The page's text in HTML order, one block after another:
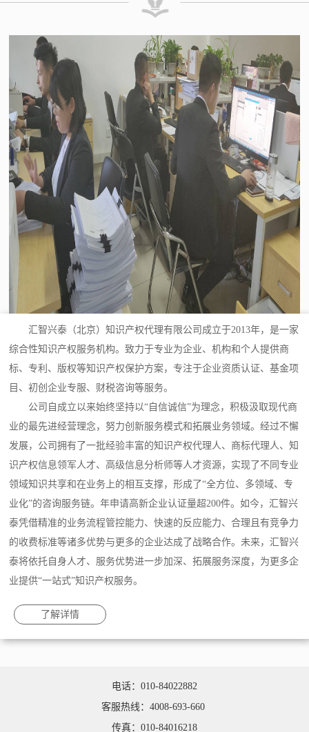
汇智兴泰（北京）知识产权代理有限公司成立于2013年，是一家
综合性知识产权服务机构。致力于专业为企业、机构和个人提供商
标、专利、版权等知识产权保护方案，专注于企业资质认证、基金项
目、初创企业专服、财税咨询等服务。
公司自成立以来始终坚持以“自信诚信”为理念，积极汲取现代商
业的最先进经营理念，努力创新服务模式和拓展业务领域。经过不懈
发展，公司拥有了一批经验丰富的知识产权代理人、商标代理人、知
识产权信息领军人才、高级信息分析师等人才资源，实现了不同专业
领域知识共享和在业务上的相互支撑，形成了“全方位、多领域、专
业化”的咨询服务链。年申请高新企业认证量超200件。如今，汇智兴
泰凭借精准的业务流程管控能力、快速的反应能力、合理且有竞争力
的收费标准等诸多优势与更多的企业达成了战略合作。未来，汇智兴
泰将依托自身人才、服务优势进一步加深、拓展服务深度，为更多企
业提供“一站式”知识产权服务。
了解详情
电话：010-84022882
客服热线：4008-693-660
传真：010-84016218